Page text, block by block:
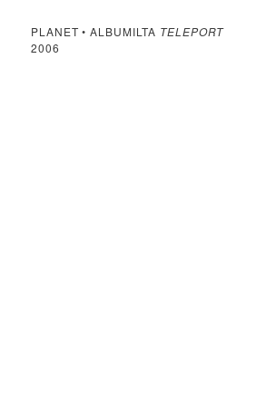
PLANET • ALBUMILTA TELEPORT
2006